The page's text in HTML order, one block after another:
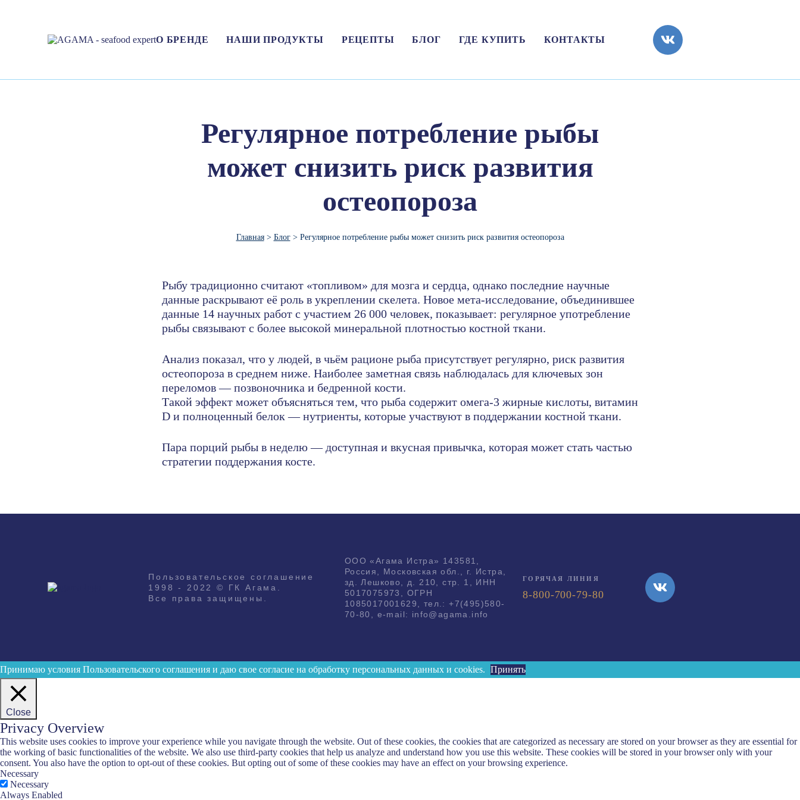
О БРЕНДЕ НАШИ ПРОДУКТЫ РЕЦЕПТЫ БЛОГ ГДЕ КУПИТЬ КОНТАКТЫ
Регулярное потребление рыбы
может снизить риск развития
остеопороза
Главная> Блог> Регулярное потребление рыбы может снизить риск развития остеопороза
Рыбу традиционно считают «топливом» для мозга и сердца, однако последние научные
данные раскрывают её роль в укреплении скелета. Новое мета-исследование, объединившее
данные 14 научных работ с участием 26 000 человек, показывает: регулярное употребление
рыбы связывают с более высокой минеральной плотностью костной ткани.
Анализ показал, что у людей, в чьём рационе рыба присутствует регулярно, риск развития
остеопороза в среднем ниже. Наиболее заметная связь наблюдалась для ключевых зон
переломов — позвоночника и бедренной кости.
Такой эффект может объясняться тем, что рыба содержит омега-3 жирные кислоты, витамин
D и полноценный белок — нутриенты, которые участвуют в поддержании костной ткани.
Пара порций рыбы в неделю — доступная и вкусная привычка, которая может стать частью
стратегии поддержания косте.
Пользовательское соглашение
1998 - 2022 © ГК Агама.
Все права защищены.
ООО «Агама Истра» 143581,
Россия, Московская обл., г. Истра,
зд. Лешково, д. 210, стр. 1, ИНН
5017075973, ОГРН
1085017001629, тел.: +7(495)580-
70-80, e-mail: info@agama.info
ГОРЯЧАЯ ЛИНИЯ
8-800-700-79-80
Принимаю условия Пользовательского соглашения и даю свое согласие на обработку персональных данных и cookies. Принять
Close
Privacy Overview
This website uses cookies to improve your experience while you navigate through the website. Out of these cookies, the cookies that are categorized as necessary are stored on your browser as they are essential for
the working of basic functionalities of the website. We also use third-party cookies that help us analyze and understand how you use this website. These cookies will be stored in your browser only with your
consent. You also have the option to opt-out of these cookies. But opting out of some of these cookies may have an effect on your browsing experience.
Necessary
Necessary
Always Enabled